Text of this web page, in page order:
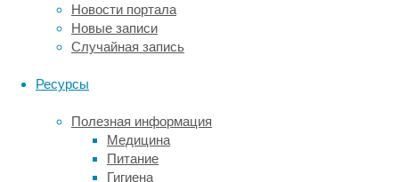
Новости портала
Новые записи
Случайная запись
Ресурсы
Полезная информация
Медицина
Питание
Гигиена
затрагиванием
всех
частей
Массаж
начинают
со